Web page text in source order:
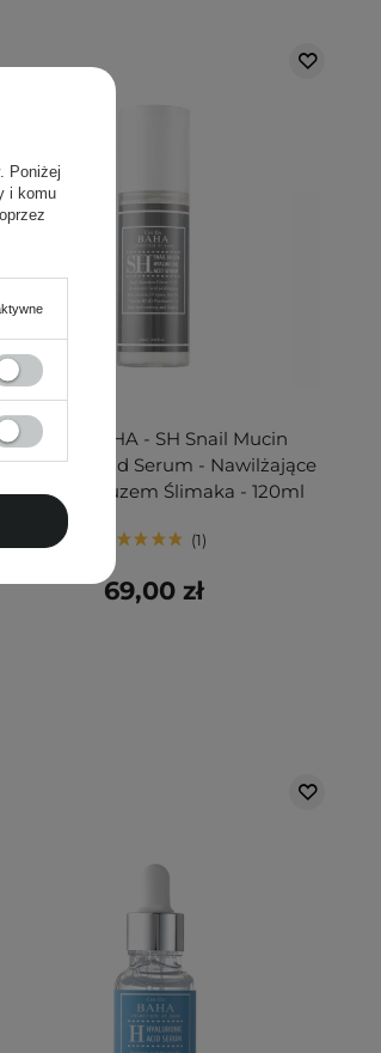
Cos De BAHA - SH Snail Mucin
Acid Serum - Nawilżające
Serum ze Śluzem Ślimaka - 120ml
1
69,00 zł
Poniżej
i komu